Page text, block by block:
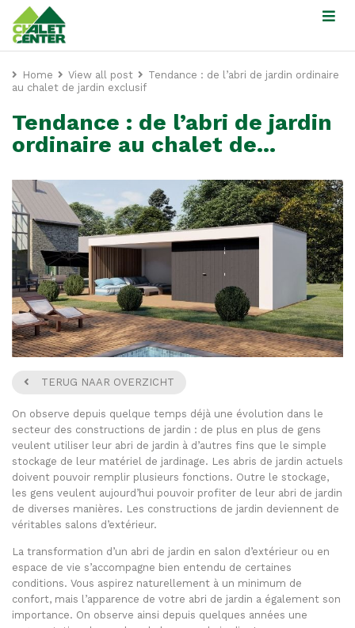
Home View all post
Tendance : de l’abri de jardin ordinaire
au chalet de jardin exclusif
Tendance : de l’abri de jardin
ordinaire au chalet de...
TERUG NAAR OVERZICHT
On observe depuis quelque temps déjà une évolution dans le
secteur des constructions de jardin : de plus en plus de gens
veulent utiliser leur abri de jardin à d’autres fins que le simple
stockage de leur matériel de jardinage. Les abris de jardin actuels
doivent pouvoir remplir plusieurs fonctions. Outre le stockage,
les gens veulent aujourd’hui pouvoir profiter de leur abri de jardin
de diverses manières. Les constructions de jardin deviennent de
véritables salons d’extérieur.
La transformation d’un abri de jardin en salon d’extérieur ou en
espace de vie s’accompagne bien entendu de certaines
conditions. Vous aspirez naturellement à un minimum de
confort, mais l’apparence de votre abri de jardin a également son
importance. On observe ainsi depuis quelques années une